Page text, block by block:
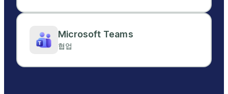
Microsoft Teams
협업